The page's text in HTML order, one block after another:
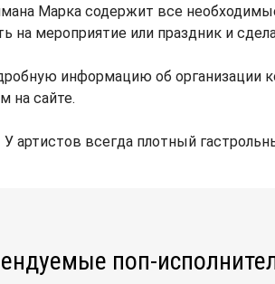
Марка содержит все
на мероприятие или праздник и
информацию об организации
на сайте.
артистов всегда плотный
поп-